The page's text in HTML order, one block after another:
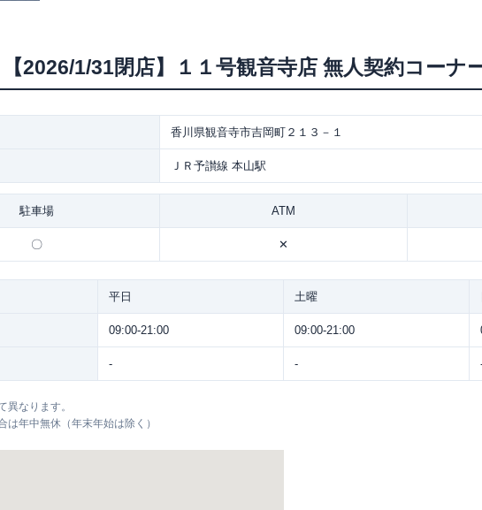
【2026/1/31閉店】１１号観音寺店 無人契約コーナ
香川県観音寺市吉岡町２１３－１
ＪＲ予讃線 本山駅
駐車場 ATM
〇 ✕
平日 土曜
09:00-21:00 09:00-21:00
- -
異なります。
は年中無休（年末年始は除く）